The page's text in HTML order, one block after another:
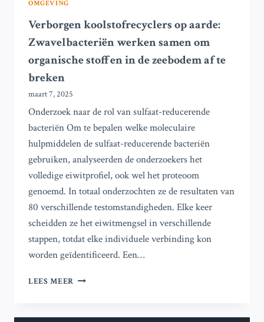
OMGEVING
Verborgen koolstofrecyclers op aarde:
Zwavelbacteriën werken samen om
organische stoffen in de zeebodem af te
breken
maart 7, 2025
Onderzoek naar de rol van sulfaat-reducerende
bacteriën Om te bepalen welke moleculaire
hulpmiddelen de sulfaat-reducerende bacteriën
gebruiken, analyseerden de onderzoekers het
volledige eiwitprofiel, ook wel het proteoom
genoemd. In totaal onderzochten ze de resultaten van
80 verschillende testomstandigheden. Elke keer
scheidden ze het eiwitmengsel in verschillende
stappen, totdat elke individuele verbinding kon
worden geïdentificeerd. Een…
LEES MEER VERBORGEN
AARDE: